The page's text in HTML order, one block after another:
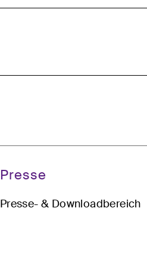
Presse
Presse- & Downloadbereich